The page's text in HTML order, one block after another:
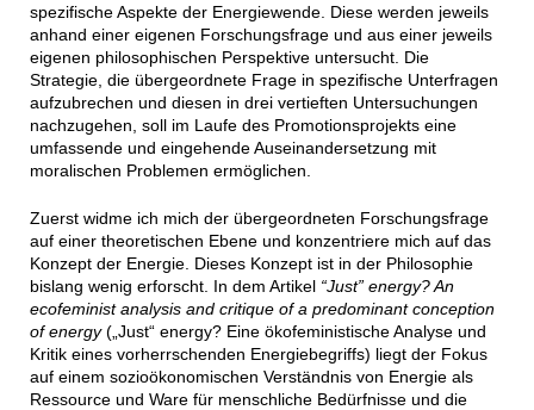
spezifische Aspekte der Energiewende. Diese werden jeweils
anhand einer eigenen Forschungsfrage und aus einer jeweils
eigenen philosophischen Perspektive untersucht. Die
Strategie, die übergeordnete Frage in spezifische Unterfragen
aufzubrechen und diesen in drei vertieften Untersuchungen
nachzugehen, soll im Laufe des Promotionsprojekts eine
umfassende und eingehende Auseinandersetzung mit
moralischen Problemen ermöglichen.
Zuerst widme ich mich der übergeordneten Forschungsfrage
auf einer theoretischen Ebene und konzentriere mich auf das
Konzept der Energie. Dieses Konzept ist in der Philosophie
bislang wenig erforscht. In dem Artikel “Just” energy?An
ecofeminist analysis and critique of a predominant conception
of energy(„Just“ energy? Eine ökofeministische Analyse und
Kritik eines vorherrschenden Energiebegriffs) liegt der Fokus
auf einem sozioökonomischen Verständnis von Energie als
Ressource und Ware für menschliche Bedürfnisse und die